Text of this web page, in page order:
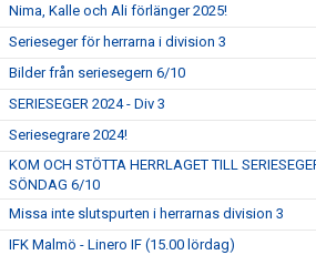
Nima, Kalle och Ali förlänger 2025!
Serieseger för herrarna i division 3
Bilder från seriesegern 6/10
SERIESEGER 2024 - Div 3
Seriesegrare 2024!
KOM OCH STÖTTA HERRLAGET TILL
SÖNDAG 6/10
Missa inte slutspurten i herrarnas division 3
IFK Malmö - Linero IF (15.00 lördag)